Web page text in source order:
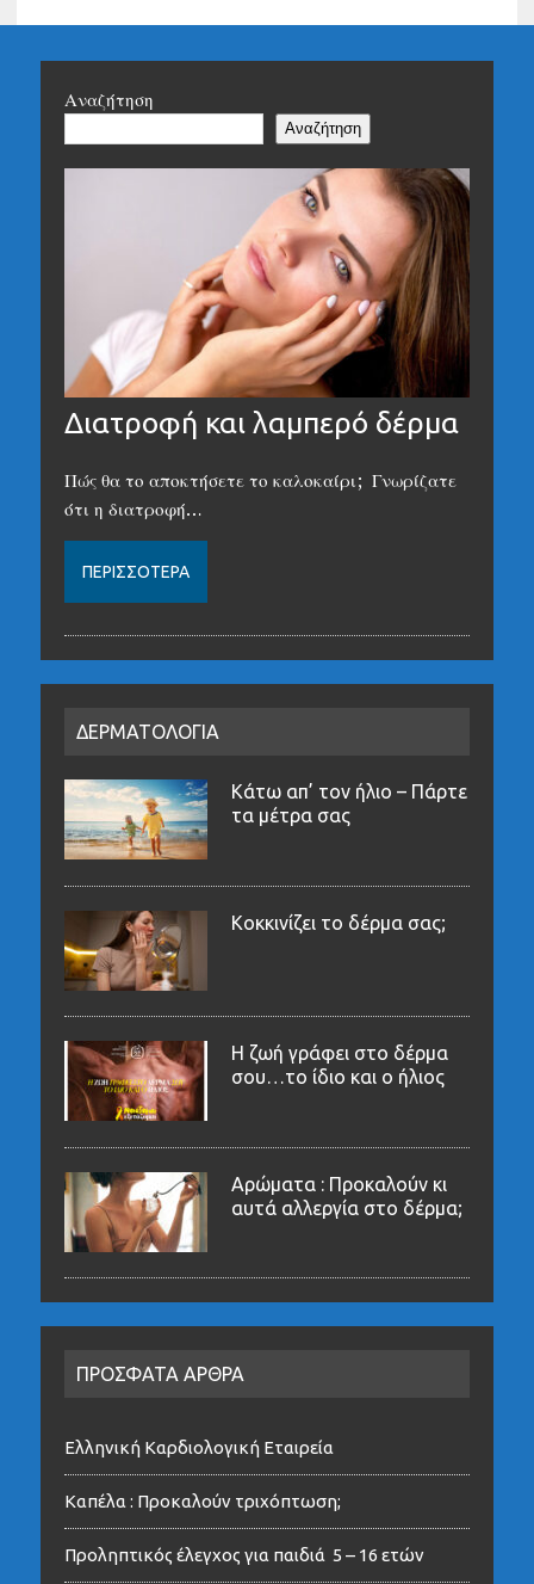
Αναζήτηση
Αναζήτηση
Διατροφή και λαμπερό δέρμα
Πώς θα το αποκτήσετε το καλοκαίρι; Γνωρίζατε
ότι η διατροφή…
ΠΕΡΙΣΣΌΤΕΡΑ
ΔΕΡΜΑΤΟΛΟΓΙΑ
Κάτω απ’ τον ήλιο – Πάρτε
τα μέτρα σας
Κοκκινίζει το δέρμα σας;
Η ζωή γράφει στο δέρμα
σου…το ίδιο και ο ήλιος
Αρώματα : Προκαλούν κι
αυτά αλλεργία στο δέρμα;
ΠΡΟΣΦΑΤΑ ΑΡΘΡΑ
Ελληνική Καρδιολογική Εταιρεία
Καπέλα : Προκαλούν τριχόπτωση;
Προληπτικός έλεγχος για παιδιά 5 – 16 ετών